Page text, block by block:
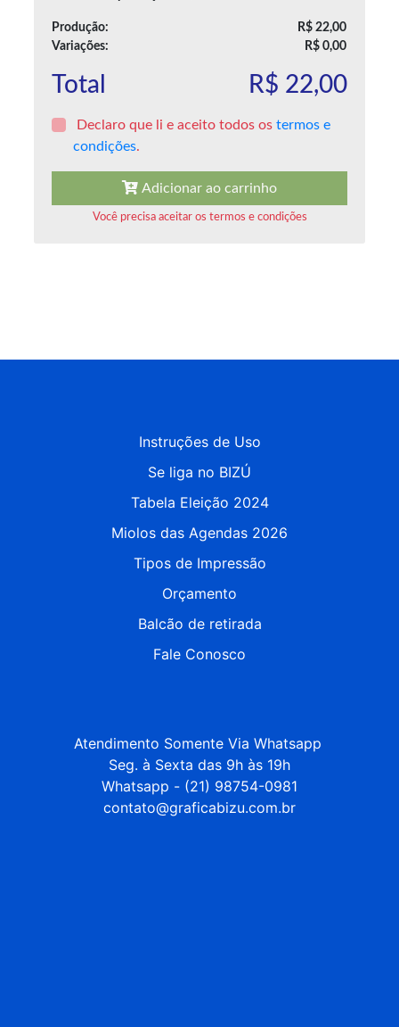
Produção:
R$ 22,00
Variações:
R$ 0,00
Total R$ 22,00
Declaro que li e aceito todos ostermos e
condições.
Adicionar ao carrinho
Você precisa aceitar os termos e condições
Instruções de Uso
Se liga no BIZÚ
Tabela Eleição 2024
Miolos das Agendas 2026
Tipos de Impressão
Orçamento
Balcão de retirada
Fale Conosco
Atendimento Somente Via Whatsapp
Seg. à Sexta das 9h às 19h
Whatsapp - (21) 98754-0981
contato@graficabizu.com.br